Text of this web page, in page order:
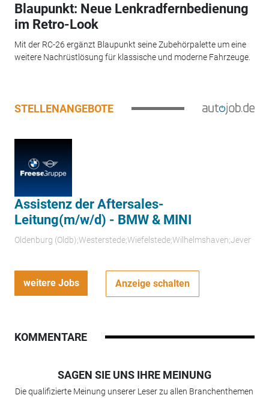
Blaupunkt: Neue Lenkradfernbedienung
im Retro-Look
Mit der RC-26 ergänzt Blaupunkt seine Zubehörpalette um eine
weitere Nachrüstlösung für klassische und moderne Fahrzeuge.
STELLENANGEBOTE
Assistenz der Aftersales-
Leitung(m/w/d) - BMW & MINI
Oldenburg (Oldb);Westerstede;Wiefelstede;Wilhelmshaven;Jever
weitere Jobs Anzeige schalten
KOMMENTARE
SAGEN SIE UNS IHRE MEINUNG
Die qualifizierte Meinung unserer Leser zu allen Branchenthemen